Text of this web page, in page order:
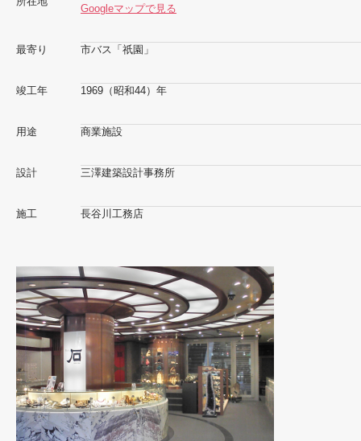
Googleマップで見る
最寄り 市バス「祇園」
竣工年 1969（昭和44）年
用途 商業施設
設計 三澤建築設計事務所
施工 長谷川工務店